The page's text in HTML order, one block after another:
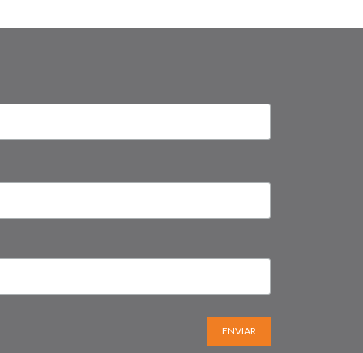
ENVIAR